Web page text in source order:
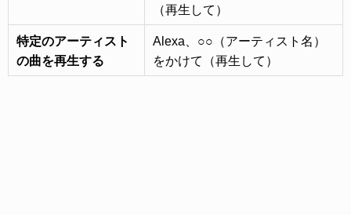
（再生して）
特定のアーティスト
の曲を再生する
Alexa、○○（アーティスト名）
をかけて（再生して）